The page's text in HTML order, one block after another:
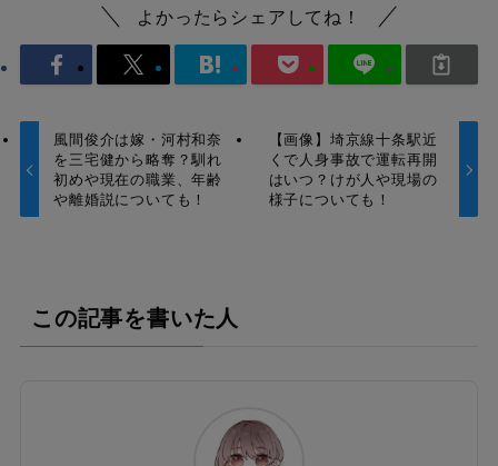
よかったらシェアしてね！
風間俊介は嫁・河村和奈
を三宅健から略奪？馴れ
初めや現在の職業、年齢
や離婚説についても！
【画像】埼京線十条駅近
くで人身事故で運転再開
はいつ？けが人や現場の
様子についても！
この記事を書いた人